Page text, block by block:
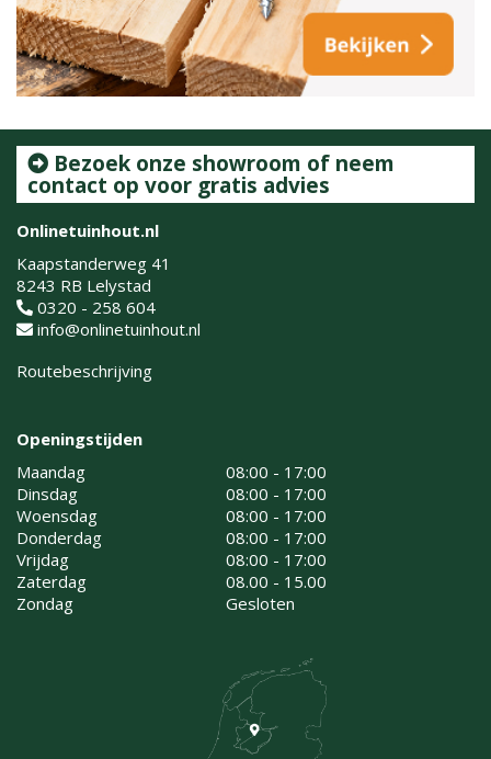
Bezoek onze showroom of neem
contact op voor gratis advies
Onlinetuinhout.nl
Kaapstanderweg 41
8243 RB Lelystad
0320 - 258 604
info@onlinetuinhout.nl
Routebeschrijving
Openingstijden
Maandag
08:00 - 17:00
Dinsdag
08:00 - 17:00
Woensdag
08:00 - 17:00
Donderdag
08:00 - 17:00
Vrijdag
08:00 - 17:00
Zaterdag
08.00 - 15.00
Zondag
Gesloten